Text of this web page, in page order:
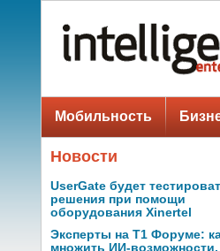
Мобильность
Новости
UserGate будет
решения при помощи
оборудования Xinertel
Эксперты на Т1 Форуме:
множить ИИ-возможности,